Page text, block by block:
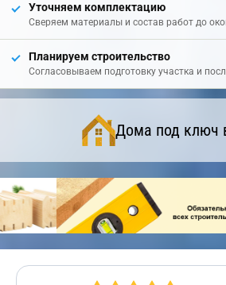
Уточняем комплектацию
Сверяем материалы и состав работ до
Планируем строительство
Согласовываем подготовку участка и
Дома под ключ